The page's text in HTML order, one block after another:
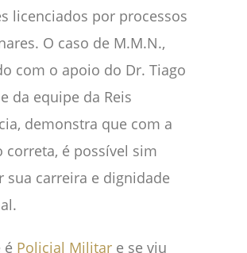
licenciados por processos
O caso de M.M.N.,
com o apoio do Dr. Tiago
da equipe da Reis
demonstra que com a
correta, é possível sim
sua carreira e dignidade
é Policial Militar e se viu